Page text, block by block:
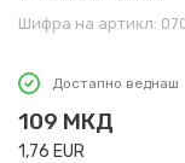
Шифра на артикл:
Достапно веднаш
109 МКД
1,76 EUR